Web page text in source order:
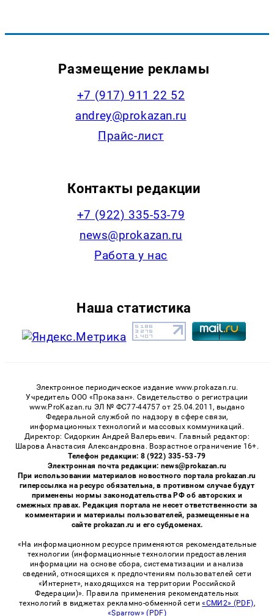
Размещение рекламы
+7 (917) 911 22 52
andrey@prokazan.ru
Прайс-лист
Контакты редакции
+7 (922) 335-53-79
news@prokazan.ru
Работа у нас
Наша статистика
Электронное периодическое издание www.prokazan.ru.
Учредитель ООО «Проказан». Cвидетельство о регистрации
www.ProKazan.ru ЭЛ № ФС77-44757 от 25.04.2011, выдано
Федеральной службой по надзору в сфере связи,
информационных технологий и массовых коммуникаций.
Директор: Сидоркин Андрей Валерьевич. Главный редактор:
Шарова Анастасия Александровна. Возрастное ограничение 16+.
Телефон редакции: 8 (922) 335-53-79
Электронная почта редакции: news@prokazan.ru
При использовании материалов новостного портала prokazan.ru
гиперссылка на ресурс обязательна, в противном случае будут
применены нормы законодательства РФ об авторских и
смежных правах. Редакция портала не несет ответственности за
комментарии и материалы пользователей, размещенные на
сайте prokazan.ru и его субдоменах.
«На информационном ресурсе применяются рекомендательные
технологии (информационные технологии предоставления
информации на основе сбора, систематизации и анализа
сведений, относящихся к предпочтениям пользователей сети
«Интернет», находящихся на территории Российской
Федерации)». Правила применения рекомендательных
технологий в виджетах рекламно-обменной сети«СМИ2» (PDF),
«Sparrow» (PDF)